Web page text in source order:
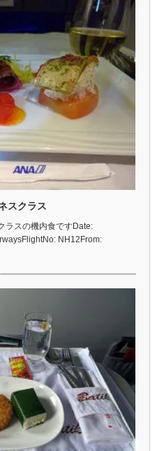
スクラス
スの機内食ですDate:
NH12From: